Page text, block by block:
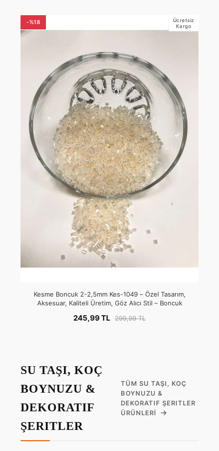
-%18
Ücretsiz
Kargo
Kesme Boncuk 2-2,5mm Kes-1049 – Özel Tasarım,
Aksesuar, Kaliteli Üretim, Göz Alıcı Stil – Boncuk
245,99 TL 299,99 TL
SU TAŞI, KOÇ
BOYNUZU &
DEKORATIF
ŞERITLER
TÜM SU TAŞI, KOÇ
BOYNUZU &
DEKORATIF ŞERITLER
ÜRÜNLERI